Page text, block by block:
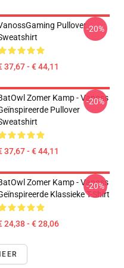
Pullover
37,67 - € 44,11
-20%
Zomer Kamp - Vanoss
Pullover
37,67 - € 44,11
-20%
Zomer Kamp - Vanoss
Klassieke T-Shirt
24,38 - € 28,06
-20%